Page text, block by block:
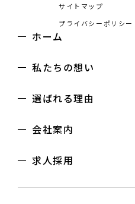
サイトマップ
プライバシーポリシー
ホーム
私たちの想い
選ばれる理由
会社案内
求人採用